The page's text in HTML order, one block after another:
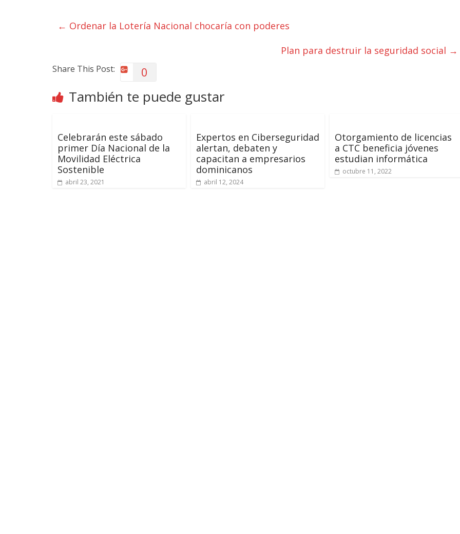
← Ordenar la Lotería Nacional chocaría con poderes
Plan para destruir la seguridad social →
Share This Post: 0
También te puede gustar
Celebrarán este sábado
primer Día Nacional de la
Movilidad Eléctrica
Sostenible
abril 23, 2021
Expertos en Ciberseguridad
alertan, debaten y
capacitan a empresarios
dominicanos
abril 12, 2024
Otorgamiento de licencias
a CTC beneficia jóvenes
estudian informática
octubre 11, 2022